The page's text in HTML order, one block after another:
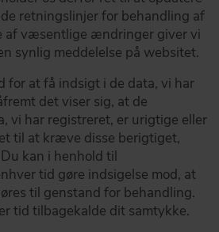
retningslinjer for behandling af
af væsentlige ændringer giver vi
synlig meddelelse på websitet.
for at få indsigt i de data, vi har
det viser sig, at de
vi har registreret, er urigtige eller
til at kræve disse berigtiget,
kan i henhold til
tid gøre indsigelse mod, at
til genstand for behandling.
tid tilbagekalde dit samtykke.